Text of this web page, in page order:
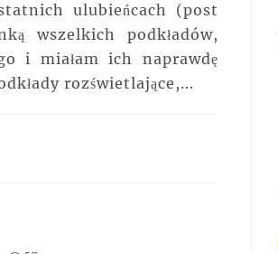
ulubieńcach (post
wszelkich podkładów,
i miałam ich naprawdę
rozświetlające,...